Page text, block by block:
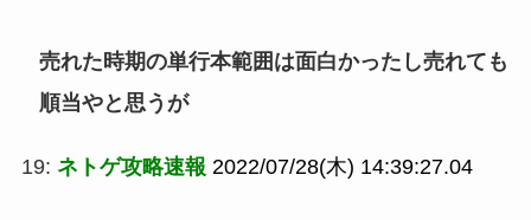
売れた時期の単行本範囲は面白かったし売れても
順当やと思うが
19: ネトゲ攻略速報 2022/07/28(木) 14:39:27.04